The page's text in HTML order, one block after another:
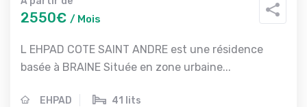
2550€ / Mois
L EHPAD COTE SAINT ANDRE est une résidence
basée à BRAINE Située en zone urbaine...
EHPAD 41 lits